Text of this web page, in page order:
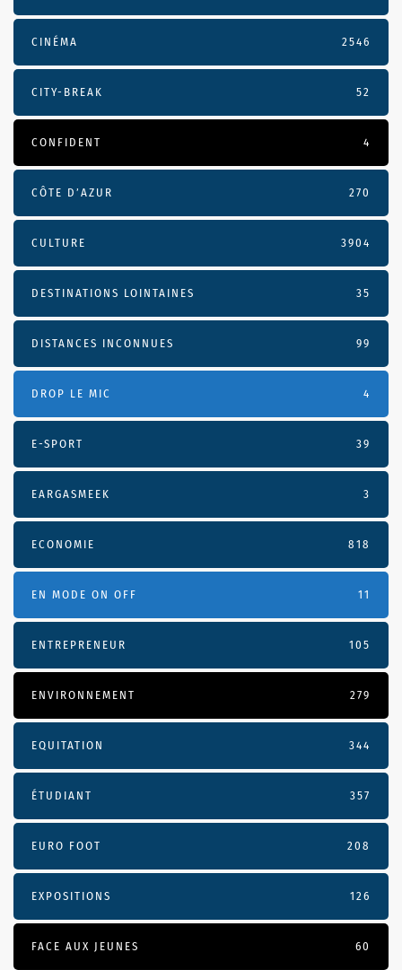
CINÉMA 2546
CITY-BREAK 52
CONFIDENT 4
CÔTE D’AZUR 270
CULTURE 3904
DESTINATIONS LOINTAINES 35
DISTANCES INCONNUES 99
DROP LE MIC 4
E-SPORT 39
EARGASMEEK 3
ECONOMIE 818
EN MODE ON OFF 11
ENTREPRENEUR 105
ENVIRONNEMENT 279
EQUITATION 344
ÉTUDIANT 357
EURO FOOT 208
EXPOSITIONS 126
FACE AUX JEUNES 60